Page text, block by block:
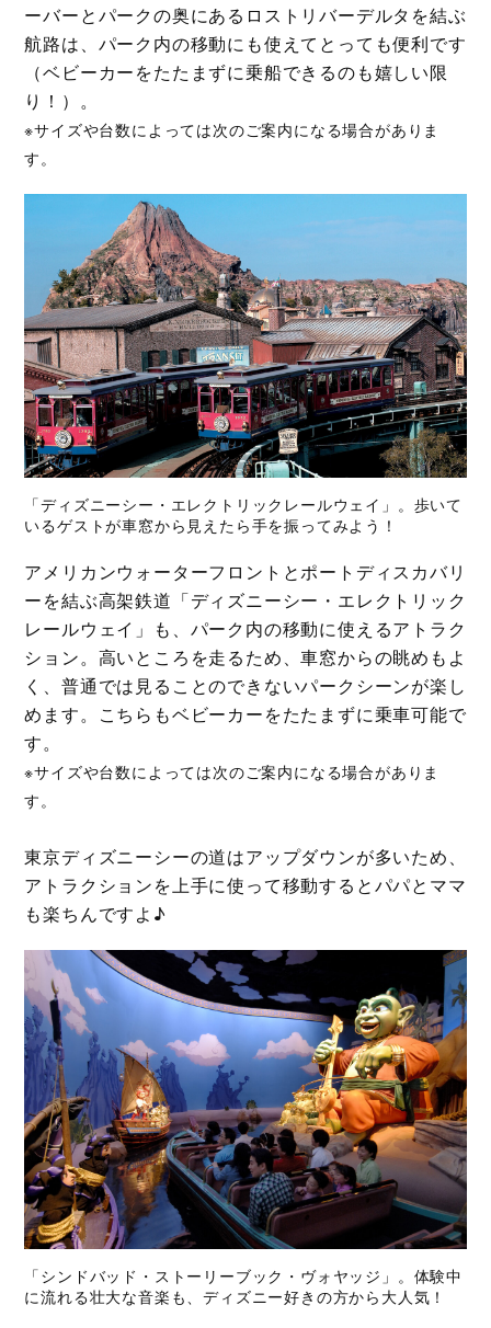
ーバーとパークの奥にあるロストリバーデルタを結ぶ
航路は、パーク内の移動にも使えてとっても便利です
（ベビーカーをたたまずに乗船できるのも嬉しい限
り！）。
※サイズや台数によっては次のご案内になる場合がありま
す。
「ディズニーシー・エレクトリックレールウェイ」。歩いて
いるゲストが車窓から見えたら手を振ってみよう！
アメリカンウォーターフロントとポートディスカバリ
ーを結ぶ高架鉄道「ディズニーシー・エレクトリック
レールウェイ」も、パーク内の移動に使えるアトラク
ション。高いところを走るため、車窓からの眺めもよ
く、普通では見ることのできないパークシーンが楽し
めます。こちらもベビーカーをたたまずに乗車可能で
す。
※サイズや台数によっては次のご案内になる場合がありま
す。
東京ディズニーシーの道はアップダウンが多いため、
アトラクションを上手に使って移動するとパパとママ
も楽ちんですよ♪
「シンドバッド・ストーリーブック・ヴォヤッジ」。体験中
に流れる壮大な音楽も、ディズニー好きの方から大人気！